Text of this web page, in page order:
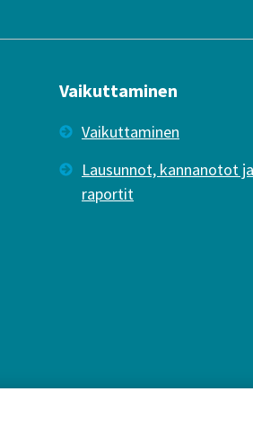
Vaikuttaminen
Vaikuttaminen
Lausunnot, kannanotot ja
raportit